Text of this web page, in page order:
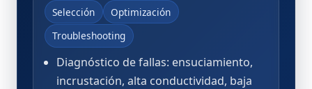
Selección
Optimización
Troubleshooting
Diagnóstico de fallas: ensuciamiento,
incrustación, alta conductividad, baja